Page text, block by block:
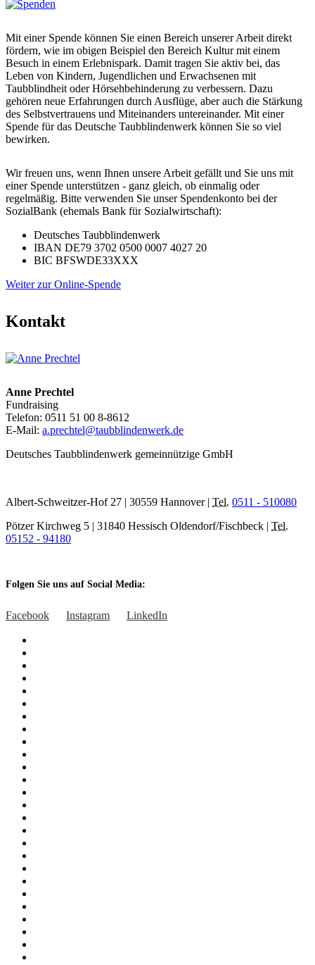
Mit einer Spende können Sie einen Bereich unserer Arbeit direkt
fördern, wie im obigen Beispiel den Bereich Kultur mit einem
Besuch in einem Erlebnispark. Damit tragen Sie aktiv bei, das
Leben von Kindern, Jugendlichen und Erwachsenen mit
Taubblindheit oder Hörsehbehinderung zu verbessern. Dazu
gehören neue Erfahrungen durch Ausflüge, aber auch die Stärkung
des Selbstvertrauens und Miteinanders untereinander. Mit einer
Spende für das Deutsche Taubblindenwerk können Sie so viel
bewirken.
Wir freuen uns, wenn Ihnen unsere Arbeit gefällt und Sie uns mit
einer Spende unterstützen - ganz gleich, ob einmalig oder
regelmäßig. Bitte verwenden Sie unser Spendenkonto bei der
SozialBank (ehemals Bank für Sozialwirtschaft):
Deutsches Taubblindenwerk
IBAN DE79 3702 0500 0007 4027 20
BIC BFSWDE33XXX
Weiter zur Online-Spende
Kontakt
Anne Prechtel
Fundraising
Telefon: 0511 51 00 8-8612
E-Mail: a.prechtel@taubblindenwerk.de
Deutsches Taubblindenwerk gemeinnützige GmbH
Albert-Schweitzer-Hof 27 | 30559 Hannover | Tel. 0511 - 510080
Pötzer Kirchweg 5 | 31840 Hessisch Oldendorf/Fischbeck | Tel.
05152 - 94180
Folgen Sie uns auf Social Media:
Facebook Instagram LinkedIn